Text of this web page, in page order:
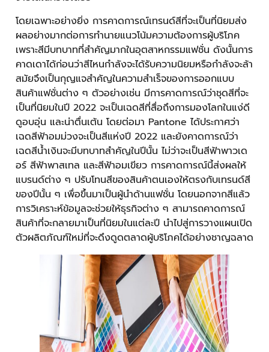
โดยเฉพาะอย่างยิ่ง การคาดการณ์เทรนด์สีที่จะเป็นที่นิยมส่ง
ผลอย่างมากต่อการทำนายแนวโน้มความต้องการผู้บริโภค
เพราะสีมีบทบาทที่สำคัญมากในอุตสาหกรรมแฟชั่น ดังนั้นการ
คาดเดาได้ก่อนว่าสีไหนกำลังจะได้รับความนิยมหรือกำลังจะล้า
สมัยจึงเป็นกุญแจสำคัญในความสำเร็จของการออกแบบ
สินค้าแฟชั่นต่าง ๆ ตัวอย่างเช่น มีการคาดการณ์ว่าชุดสีที่จะ
เป็นที่นิยมในปี 2022 จะเป็นเฉดสีที่สื่อถึงการมองโลกในแง่ดี
ดูอบอุ่น และน่าตื่นเต้น โดยต่อมา Pantone ได้ประกาศว่า
เฉดสีฟ้าอมม่วงจะเป็นสีแห่งปี 2022 และยังคาดการณ์ว่า
เฉดสีน้ำเงินจะมีบทบาทสำคัญในปีนั้น ไม่ว่าจะเป็นสีฟ้าพาวเด
อร์ สีฟ้าพาสเทล และสีฟ้าอมเขียว การคาดการณ์นี้ส่งผลให้
แบรนด์ต่าง ๆ ปรับโทนสีของสินค้าตนเองให้ตรงกับเทรนด์สี
ของปีนั้น ๆ เพื่อขึ้นมาเป็นผู้นำด้านแฟชั่น โดยนอกจากสีแล้ว
การวิเคราะห์ข้อมูลจะช่วยให้ธุรกิจต่าง ๆ สามารถคาดการณ์
สินค้าที่จะกลายมาเป็นที่นิยมในแต่ละปี นำไปสู่การวางแผนเปิด
ตัวผลิตภัณฑ์ใหม่ที่จะดึงดูดตลาดผู้บริโภคได้อย่างชาญฉลาด